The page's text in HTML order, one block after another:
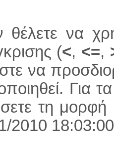
θέλετε να
(<, <=,
να
Για
τη
2010